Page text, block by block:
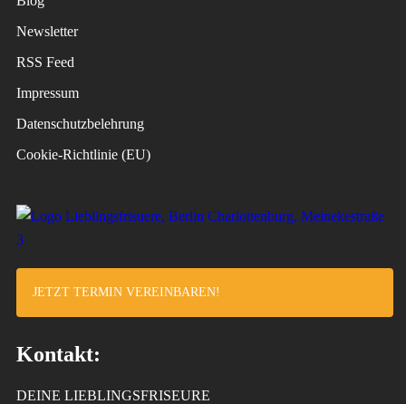
Newsletter
RSS Feed
Impressum
Datenschutzbelehrung
Cookie-Richtlinie (EU)
JETZT TERMIN VEREINBAREN!
Kontakt:
DEINE LIEBLINGSFRISEURE